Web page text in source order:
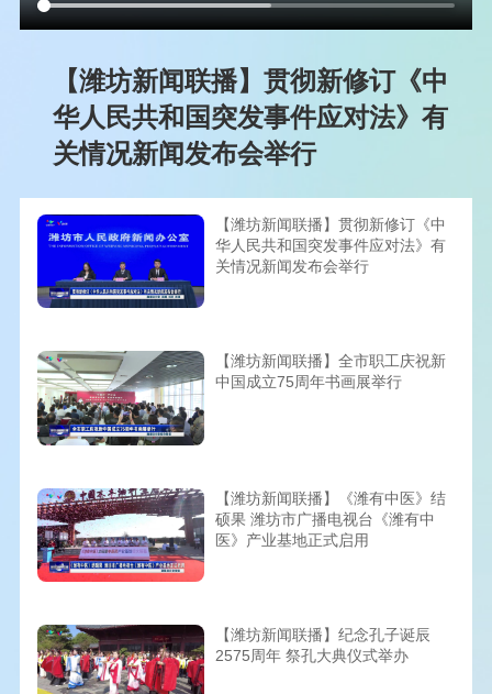
【潍坊新闻联播】贯彻新修订《中
华人民共和国突发事件应对法》有
关情况新闻发布会举行
【潍坊新闻联播】贯彻新修订《中
华人民共和国突发事件应对法》有
关情况新闻发布会举行
【潍坊新闻联播】全市职工庆祝新
中国成立75周年书画展举行
【潍坊新闻联播】《潍有中医》结
硕果 潍坊市广播电视台《潍有中
医》产业基地正式启用
【潍坊新闻联播】纪念孔子诞辰
2575周年 祭孔大典仪式举办